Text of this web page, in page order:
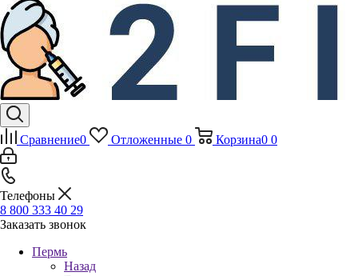
Сравнение0 Отложенные 0 Корзина0 0
Телефоны
8 800 333 40 29
Заказать звонок
Пермь
Назад